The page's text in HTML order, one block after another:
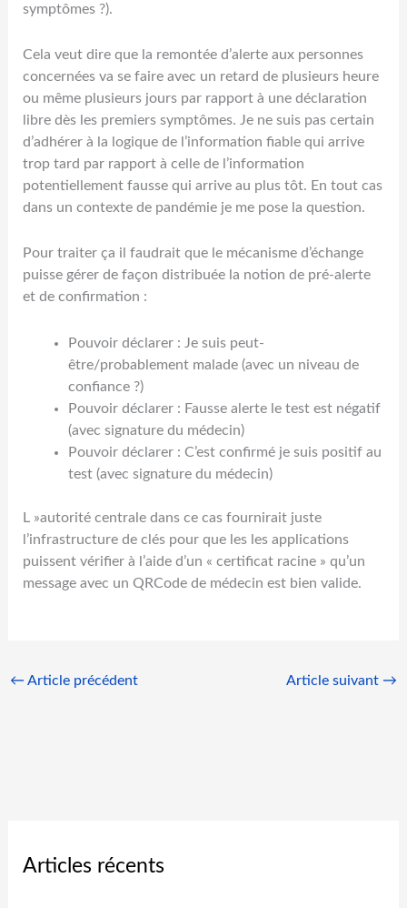
symptômes ?).
Cela veut dire que la remontée d’alerte aux personnes
concernées va se faire avec un retard de plusieurs heure
ou même plusieurs jours par rapport à une déclaration
libre dès les premiers symptômes. Je ne suis pas certain
d’adhérer à la logique de l’information fiable qui arrive
trop tard par rapport à celle de l’information
potentiellement fausse qui arrive au plus tôt. En tout cas
dans un contexte de pandémie je me pose la question.
Pour traiter ça il faudrait que le mécanisme d’échange
puisse gérer de façon distribuée la notion de pré-alerte
et de confirmation :
Pouvoir déclarer : Je suis peut-
être/probablement malade (avec un niveau de
confiance ?)
Pouvoir déclarer : Fausse alerte le test est négatif
(avec signature du médecin)
Pouvoir déclarer : C’est confirmé je suis positif au
test (avec signature du médecin)
L »autorité centrale dans ce cas fournirait juste
l’infrastructure de clés pour que les les applications
puissent vérifier à l’aide d’un « certificat racine » qu’un
message avec un QRCode de médecin est bien valide.
← Article précédent Article suivant →
Articles récents